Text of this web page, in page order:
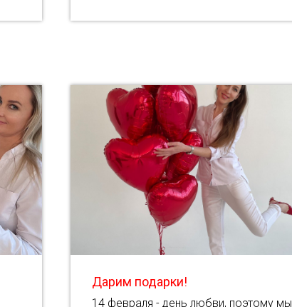
Дарим подарки!
14 февраля - день любви, поэтому мы